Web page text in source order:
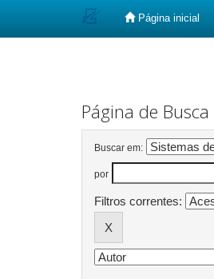
Página inicial
Página de Busca
Buscar em:
por
Filtros correntes: